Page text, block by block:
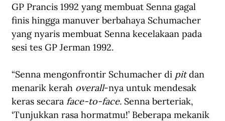
GP Prancis 1992 yang membuat Senna gagal
finis hingga manuver berbahaya Schumacher
yang nyaris membuat Senna kecelakaan pada
sesi tes GP Jerman 1992.
“Senna mengonfrontir Schumacher di pit dan
menarik kerah overall-nya untuk mendesak
keras secara face-to-face. Senna berteriak,
‘Tunjukkan rasa hormatmu!’ Beberapa mekanik